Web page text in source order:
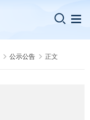
公示公告 正文